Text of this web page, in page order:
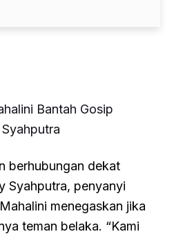
Bantah Gosip
berhubungan dekat
Syahputra, penyanyi
menegaskan jika
teman belaka. “Kami